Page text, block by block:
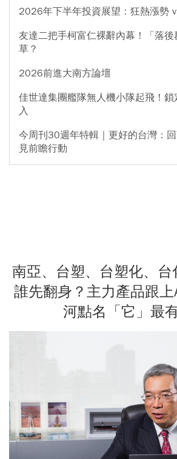
2026年下半年投資展望：狂熱漲勢
友達二把手柯富仁裸辭內幕！「落
草？
2026前進大南方論壇
佳世達集團艦隊無人機小隊起飛！鎖
入
今周刊30週年特輯｜更好的台灣：
見前瞻行動
南亞、台塑、台塑化、
誰先翻身？主力產品跟
河點名「它」最